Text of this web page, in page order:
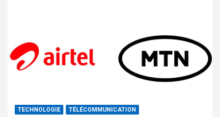
TECHNOLOGIE TÉLÉCOMMUNICATION